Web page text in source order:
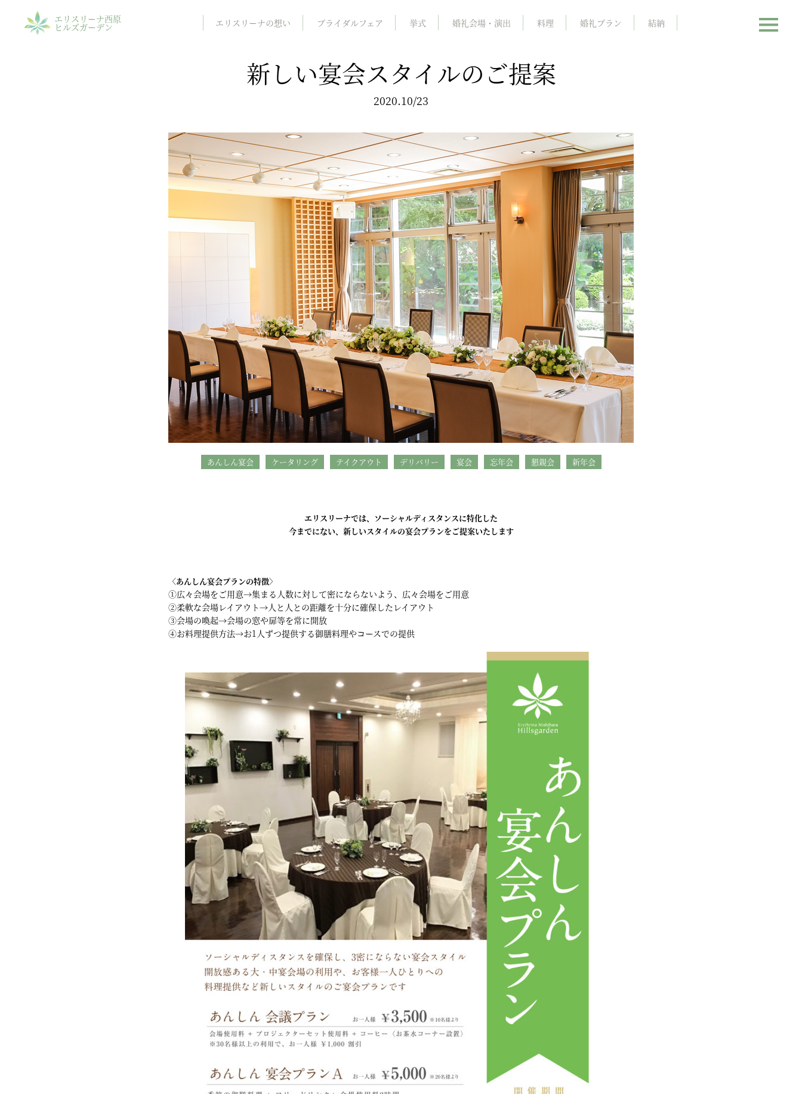
エリスリーナ西原
ヒルズガーデン エリスリーナの想い ブライダルフェア 挙式 婚礼会場・演出 料理 婚礼プラン 結納
新しい宴会スタイルのご提案
2020.10/23
あんしん宴会 ケータリング テイクアウト デリバリー 宴会 忘年会 懇親会 新年会
エリスリーナでは、ソーシャルディスタンスに特化した
今までにない、新しいスタイルの宴会プランをご提案いたします
〈あんしん宴会プランの特徴〉
①広々会場をご用意→集まる人数に対して密にならないよう、広々会場をご用意
②柔軟な会場レイアウト→人と人との距離を十分に確保したレイアウト
③会場の喚起→会場の窓や扉等を常に開放
④お料理提供方法→お1人ずつ提供する御膳料理やコースでの提供